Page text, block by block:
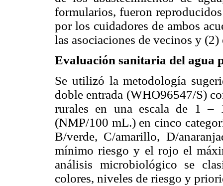
formularios, fueron
por los cuidadores de ambos
las asociaciones de vecinos y
Evaluación sanitaria del agua
Se utilizó la metodología
doble entrada (WHO96547/S)
rurales en una escala de 1 –
(NMP/100 mL.) en cinco
B/verde, C/amarillo, D/
mínimo riesgo y el rojo el
análisis microbiológico se
colores, niveles de riesgo y